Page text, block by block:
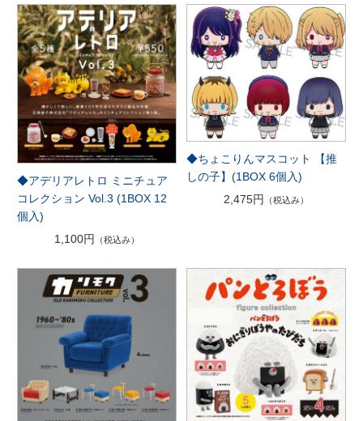
◆アデリアレトロ ミニチュア
コレクション Vol.3 (1BOX 12
個入)
1,100円
（税込み）
◆ちょこりんマスコット 【推
しの子】(1BOX 6個入)
2,475円
（税込み）